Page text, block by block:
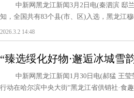
中新网黑龙江新闻3月2日电(秦泗滨 邸兰
知，全国共有83个县(市、区)入选，黑龙江
2026.3.2 14:48
“臻选绥化好物·邂逅冰城雪
中新网黑龙江新闻1月30日电(郝猛 王莹莹
行动在哈尔滨中央大街“黑龙江省供销社·食